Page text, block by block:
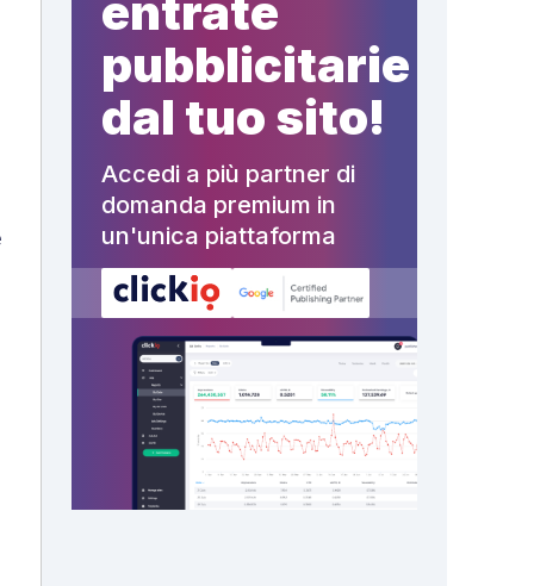
entrate
pubblicitarie
dal tuo sito!
Accedi a più partner di
domanda premium in
un'unica piattaforma